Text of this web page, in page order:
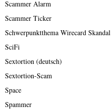
Scammer Alarm
Scammer Ticker
Schwerpunktthema Wirecard Skandal
SciFi
Sextortion (deutsch)
Sextortion-Scam
Space
Spammer